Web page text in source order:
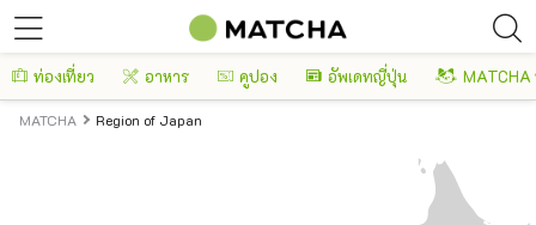
ท่องเที่ยว อาหาร คูปอง อัพเดทญี่ปุ่น
MATCHA Region of Japan